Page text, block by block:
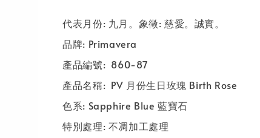
代表月份: 九月。象徵: 慈愛。誠實。
品牌: Primavera
產品編號: 860-87
產品名稱: PV 月份生日玫瑰 Birth Rose
色系: Sapphire Blue 藍寶石
特別處理: 不凋加工處理